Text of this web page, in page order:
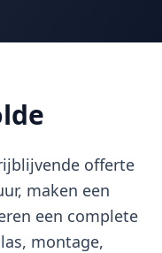
offerte
maken een
een complete
montage,